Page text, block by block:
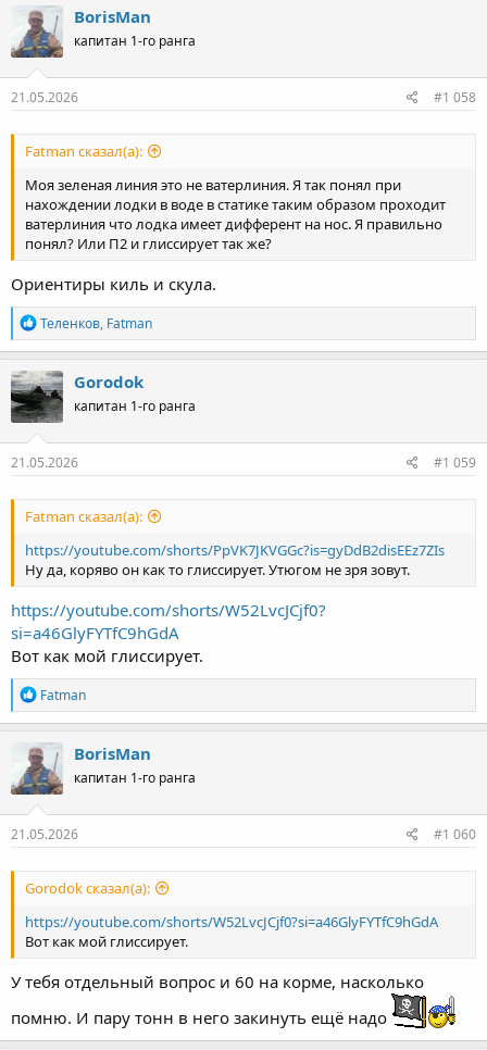
BorisMan
капитан 1-го ранга
21.05.2026 #1 058
Fatman сказал(а):
Моя зеленая линия это не ватерлиния. Я так понял при
нахождении лодки в воде в статике таким образом проходит
ватерлиния что лодка имеет дифферент на нос. Я правильно
понял? Или П2 и глиссирует так же?
Ориентиры киль и скула.
Р
е
а
к
ц
и
и
:
Теленков, Fatman
Gorodok
капитан 1-го ранга
21.05.2026 #1 059
Fatman сказал(а):
https://youtube.com/shorts/PpVK7JKVGGc?is=gyDdB2disEEz7ZIs
Ну да, коряво он как то глиссирует. Утюгом не зря зовут.
https://youtube.com/shorts/W52LvcJCjf0?
si=a46GlyFYTfC9hGdA
Вот как мой глиссирует.
Р
е
а
к
ц
и
и
:
Fatman
BorisMan
капитан 1-го ранга
21.05.2026 #1 060
Gorodok сказал(а):
https://youtube.com/shorts/W52LvcJCjf0?si=a46GlyFYTfC9hGdA
Вот как мой глиссирует.
У тебя отдельный вопрос и 60 на корме, насколько
помню. И пару тонн в него закинуть ещё надо